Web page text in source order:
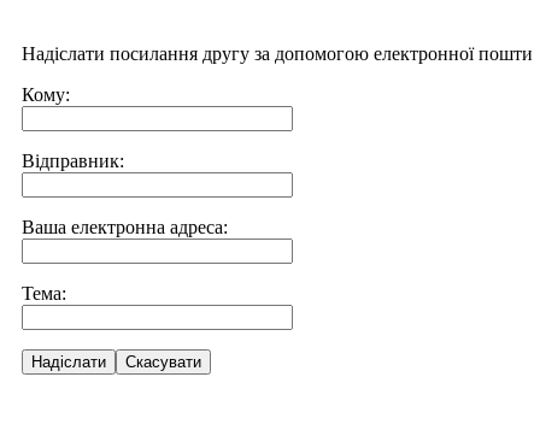
Надіслати посилання другу за допомогою електронної пошти
Кому:
Відправник:
Ваша електронна адреса:
Тема:
Надіслати Скасувати